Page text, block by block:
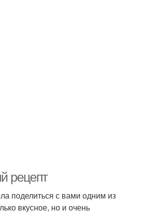
рецепт
поделиться с вами одним из
вкусное, но и очень